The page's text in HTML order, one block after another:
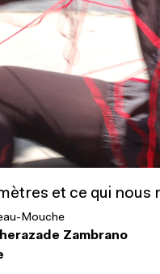
et ce qui nous
Mouche
Zambrano